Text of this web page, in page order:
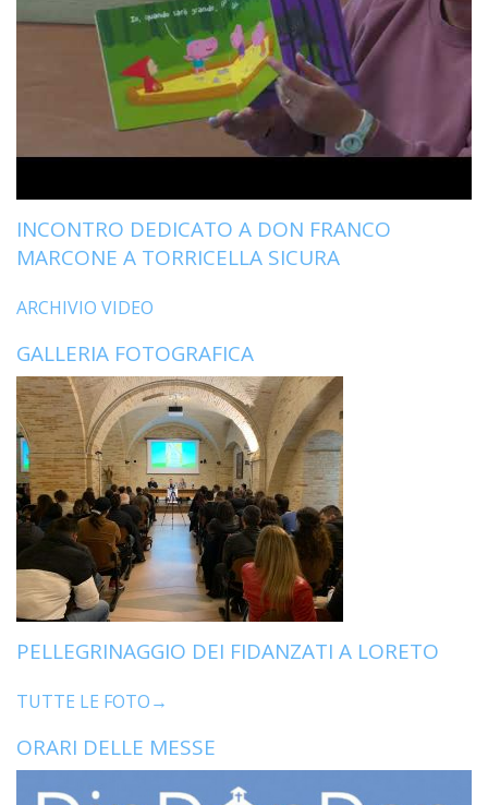
INCONTRO DEDICATO A DON FRANCO
MARCONE A TORRICELLA SICURA
ARCHIVIO VIDEO
GALLERIA FOTOGRAFICA
PELLEGRINAGGIO DEI FIDANZATI A LORETO
TUTTE LE FOTO→
ORARI DELLE MESSE